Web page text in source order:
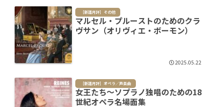
［新譜月評］その他
マルセル・プルーストのためのクラ
ヴサン（オリヴィエ・ボーモン）
2025.05.22
［新譜月評］オペラ／声楽曲
女王たち～ソプラノ独唱のための18
世紀オペラ名場面集